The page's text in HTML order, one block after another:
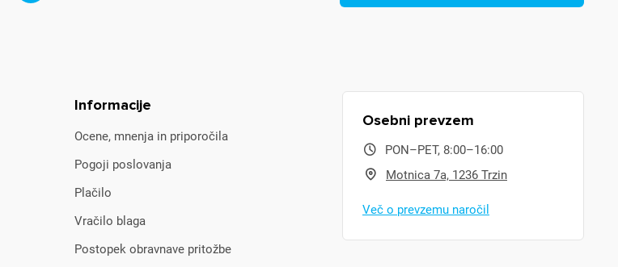
Informacije
Ocene, mnenja in priporočila
Pogoji poslovanja
Plačilo
Vračilo blaga
Postopek obravnave pritožbe
Osebni prevzem
PON–PET, 8:00–16:00
Motnica 7a, 1236 Trzin
Več o prevzemu naročil